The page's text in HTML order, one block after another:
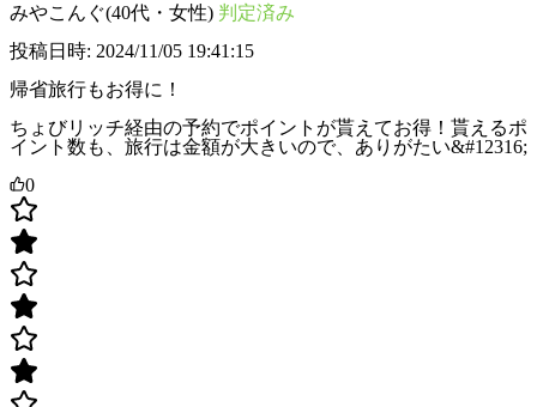
みやこんぐ(40代・女性) 判定済み
投稿日時: 2024/11/05 19:41:15
帰省旅行もお得に！
ちょびリッチ経由の予約でポイントが貰えてお得！貰えるポ
イント数も、旅行は金額が大きいので、ありがたい&#12316;
0